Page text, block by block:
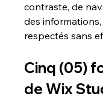
contraste, de
des
respectés sans
Cinq (05)
de Wix